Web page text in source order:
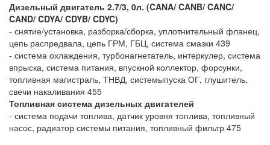
Дизельный двигатель 2.7/3, 0л. (CANA/ CANB/ CANC/
CAND/ CDYA/ CDYB/ CDYC)
- снятие/установка, разборка/сборка, уплотнительный фланец,
цепь распредвала, цепь ГРМ, ГБЦ, система смазки 439
- система охлаждения, турбонагнетатель, интеркулер, система
впрыска, система питания, впускной коллектор, форсунки,
топливная магистраль, ТНВД, системыпуска ОГ, глушитель,
свечи накаливания 455
Топливная система дизельных двигателей
- система подачи топлива, датчик уровня топлива, топливный
насос, радиатор системы питания, топливный фильтр 475